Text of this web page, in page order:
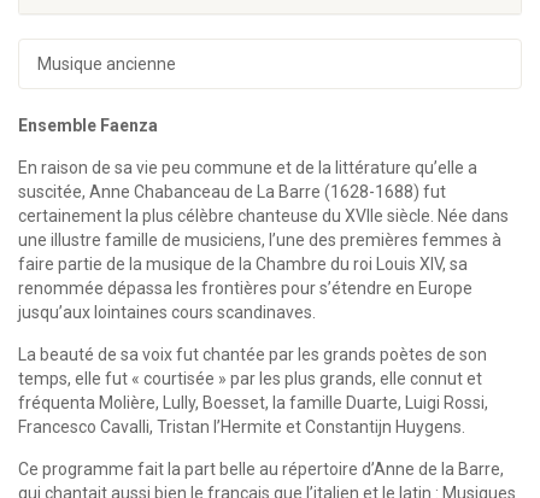
Musique ancienne
Ensemble Faenza
En raison de sa vie peu commune et de la littérature qu’elle a
suscitée, Anne Chabanceau de La Barre (1628-1688) fut
certainement la plus célèbre chanteuse du XVIIe siècle. Née dans
une illustre famille de musiciens, l’une des premières femmes à
faire partie de la musique de la Chambre du roi Louis XIV, sa
renommée dépassa les frontières pour s’étendre en Europe
jusqu’aux lointaines cours scandinaves.
La beauté de sa voix fut chantée par les grands poètes de son
temps, elle fut « courtisée » par les plus grands, elle connut et
fréquenta Molière, Lully, Boesset, la famille Duarte, Luigi Rossi,
Francesco Cavalli, Tristan l’Hermite et Constantijn Huygens.
Ce programme fait la part belle au répertoire d’Anne de la Barre,
qui chantait aussi bien le français que l’italien et le latin : Musiques